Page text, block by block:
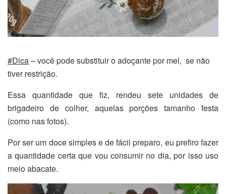
#Dica– você pode substituir o adoçante por mel, se não
tiver restrição.
Essa quantidade que fiz, rendeu sete unidades de
brigadeiro de colher, aquelas porções tamanho festa
(como nas fotos).
Por ser um doce simples e de fácil preparo, eu prefiro fazer
a quantidade certa que vou consumir no dia, por isso uso
meio abacate.